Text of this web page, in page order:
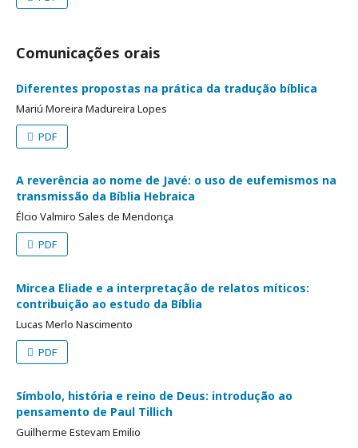
Comunicações orais
Diferentes propostas na prática da tradução bíblica
Mariú Moreira Madureira Lopes
PDF
A reverência ao nome de Javé: o uso de eufemismos na
transmissão da Bíblia Hebraica
Élcio Valmiro Sales de Mendonça
PDF
Mircea Eliade e a interpretação de relatos míticos:
contribuição ao estudo da Bíblia
Lucas Merlo Nascimento
PDF
Símbolo, história e reino de Deus: introdução ao
pensamento de Paul Tillich
Guilherme Estevam Emilio